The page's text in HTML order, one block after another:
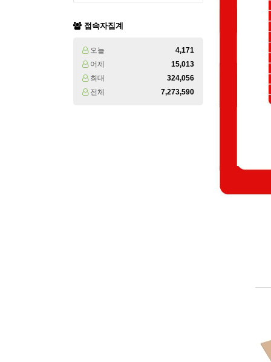
접속자집계
오늘
4,171
어제
15,013
최대
324,056
전체
7,273,590